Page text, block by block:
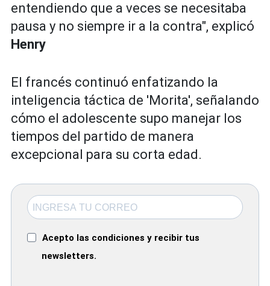
entendiendo que a veces se necesitaba
pausa y no siempre ir a la contra", explicó
Henry
El francés continuó enfatizando la
inteligencia táctica de 'Morita', señalando
cómo el adolescente supo manejar los
tiempos del partido de manera
excepcional para su corta edad.
Acepto las condiciones y recibir tus
newsletters.